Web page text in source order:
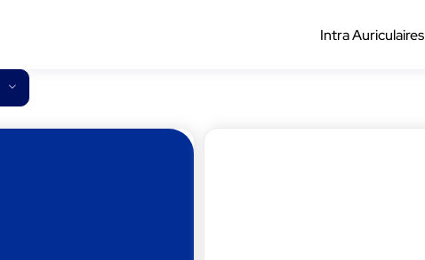
Intra Auriculaires